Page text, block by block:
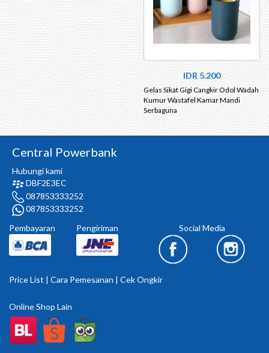
IDR 5.200
Gelas Sikat Gigi Cangkir Odol Wadah
Kumur Wastafel Kamar Mandi
Serbaguna
Central Powerbank
Hubungi kami
DBF2E3EC
087853333252
087853333252
Pembayaran
Pengiriman Social Media
Price List | Cara Pemesanan | Cek Ongkir
Online Shop Lain